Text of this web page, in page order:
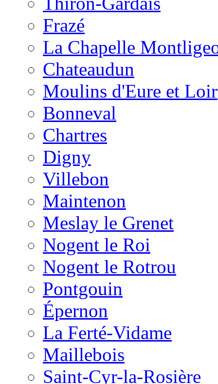
Frazé
La Chapelle
Chateaudun
Moulins d'Eure et Loir
Bonneval
Chartres
Digny
Villebon
Maintenon
Meslay le Grenet
Nogent le Roi
Nogent le Rotrou
Pontgouin
Épernon
La Ferté-Vidame
Maillebois
Saint-Cyr-la-Rosière